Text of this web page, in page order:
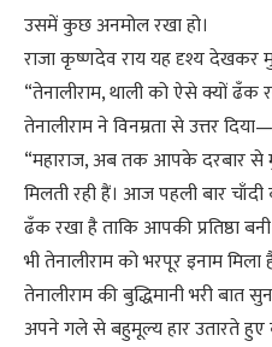
उसमें कुछ अनमोल रखा हो।
राजा कृष्णदेव राय यह दृश्य
“तेनालीराम, थाली को ऐसे क्यों ढँक
तेनालीराम ने विनम्रता से उत्तर दिया—
“महाराज, अब तक आपके दरबार से
मिलती रही हैं। आज पहली बार
ढँक रखा है ताकि आपकी प्रतिष्ठा
भी तेनालीराम को भरपूर इनाम मिला
तेनालीराम की बुद्धिमानी भरी बात
अपने गले से बहुमूल्य हार उतारते